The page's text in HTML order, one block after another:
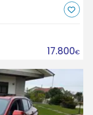
17.800€